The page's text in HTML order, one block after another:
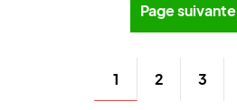
Page suivante
1 2 3